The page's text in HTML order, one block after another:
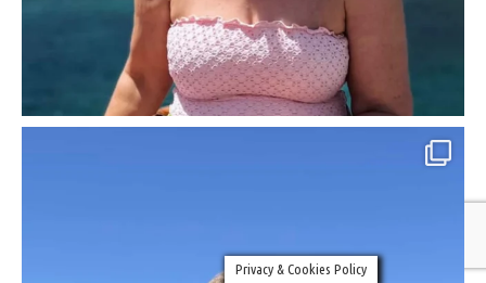
Privacy & Cookies Policy